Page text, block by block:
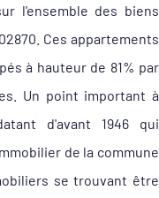
l'ensemble des biens
Ces appartements
à hauteur de 81% par
Un point important à
d'avant 1946 qui
de la commune
se trouvant être